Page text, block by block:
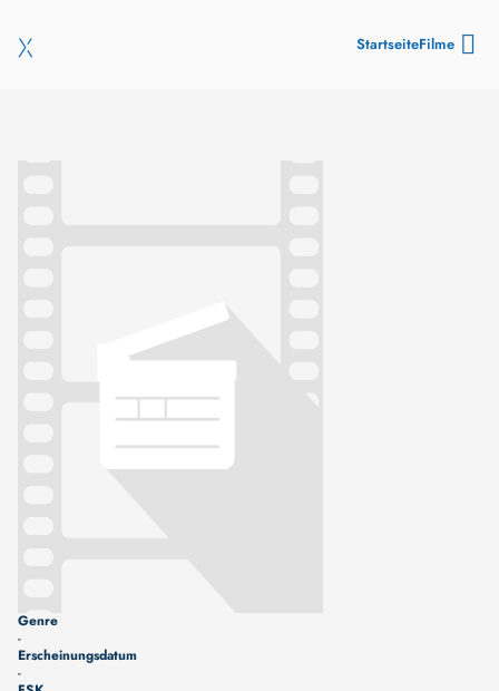
StartseiteFilme
Genre
-
Erscheinungsdatum
-